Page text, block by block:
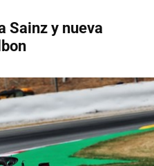
Sainz y nueva